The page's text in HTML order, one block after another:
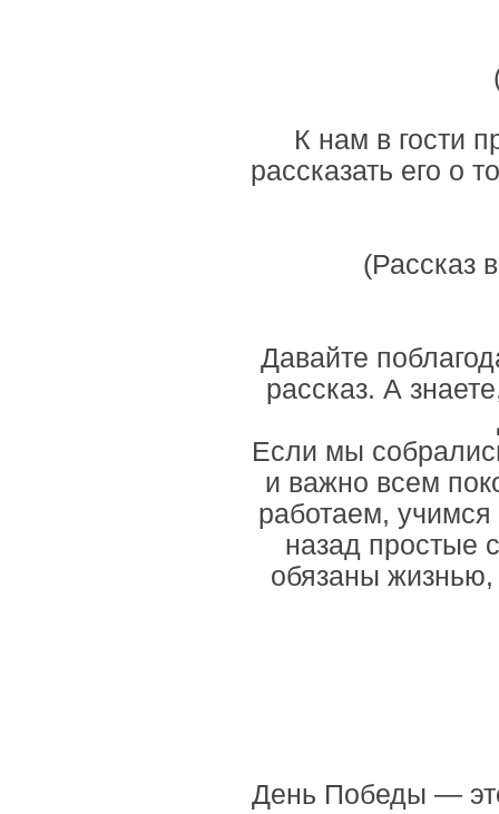
К нам в гости
рассказать его о
(Рассказ
Давайте
рассказ. А
Если мы
и важно всем
работаем, учимся
назад простые
обязаны
День Победы —